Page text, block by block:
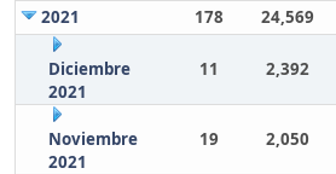
2021
178 24,569
Diciembre
2021
11 2,392
Noviembre
2021
19 2,050